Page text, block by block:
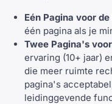
Eén Pagina voor
één pagina als je
Twee Pagina's
ervaring (10+ jaar)
die meer ruimte
pagina's
leidinggevende